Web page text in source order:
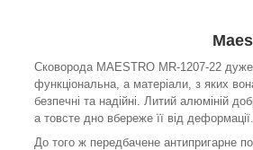
Сковорода MAESTRO MR-1207-22
функціональна, а матеріали, з яких
безпечні та надійні. Литий алюміній
а товсте дно вбереже її від деформації.
До того ж передбачене антипригарне